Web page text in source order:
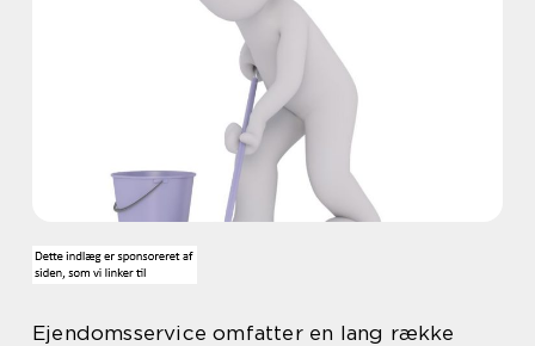
Ejendomsservice omfatter en lang række